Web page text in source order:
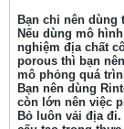
Bạn chỉ nên
Nếu dùng mô
nghiệm địa chất
porous thì bạn
mô phỏng quá
Bạn nên dùng
còn lớn nên việc
Bỏ luôn vải địa